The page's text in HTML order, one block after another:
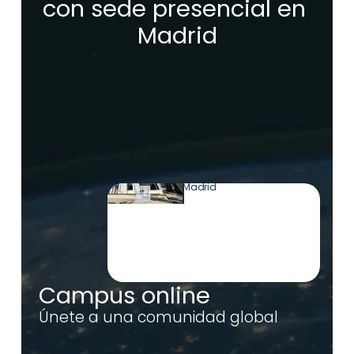
Booking
con sede presencial en
Madrid
C. de Arturo Soria,
245, 28033 Madrid
Campus online
Únete a una comunidad global